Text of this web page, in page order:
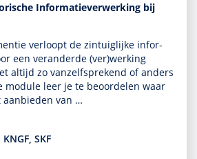
Informatieverwerking bij
verloopt de zintuiglijke infor­
een veranderde (ver)werking
altijd zo van­zelf­sprekend of anders
module leer je te beoordelen waar
aan­bieden van …
SKF